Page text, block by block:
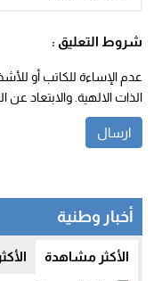
شروط التعليق :
عدم الإساءة للكاتب أو
الذات الالهية. والابتعاد
أخبار وطنية
الأكثر مشاهدة